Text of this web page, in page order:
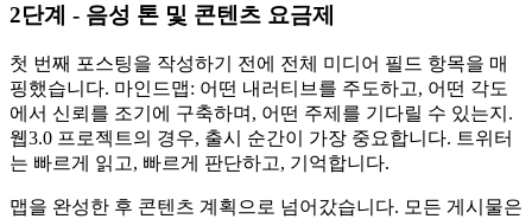
2단계 - 음성 톤 및 콘텐츠 요금제
첫 번째 포스팅을 작성하기 전에 전체 미디어 필드 항목을 매
핑했습니다. 마인드맵: 어떤 내러티브를 주도하고, 어떤 각도
에서 신뢰를 조기에 구축하며, 어떤 주제를 기다릴 수 있는지.
웹3.0 프로젝트의 경우, 출시 순간이 가장 중요합니다. 트위터
는 빠르게 읽고, 빠르게 판단하고, 기억합니다.
맵을 완성한 후 콘텐츠 계획으로 넘어갔습니다. 모든 게시물은